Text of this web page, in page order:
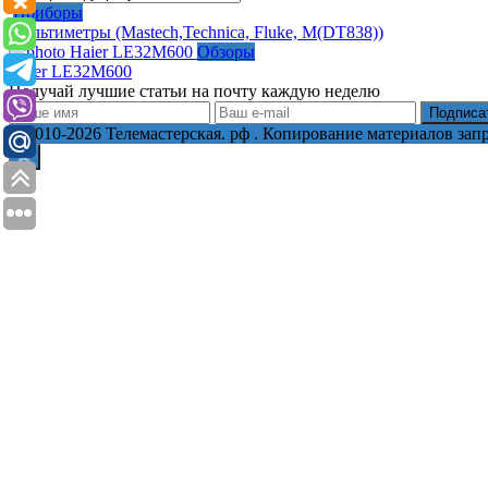
Приборы
Мультиметры (Mastech,Technica, Fluke, M(DT838))
Обзоры
Haier LE32M600
Получай лучшие статьи на почту каждую неделю
© 2010-2026 Телемастерская. рф . Копирование материалов